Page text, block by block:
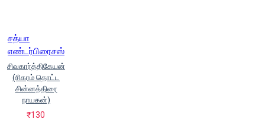
சத்யா
எண்டர்பிரைசஸ்
சிவகார்த்திகேயன்
(சிகரம் தொட்ட
சின்னத்திரை
நாயகன்)
₹130